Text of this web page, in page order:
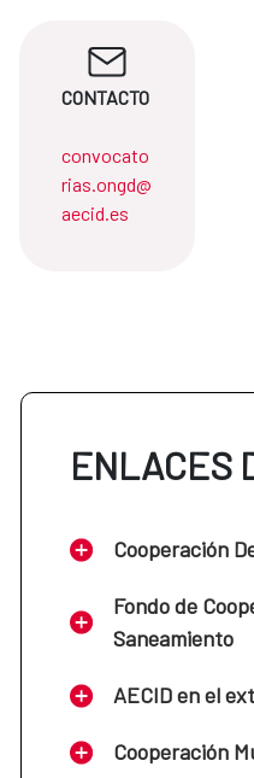
CONTACTO
convocato
rias.ongd@
aecid.es
ENLACES
Cooperación
Fondo de
Saneamiento
AECID en el
Cooperación